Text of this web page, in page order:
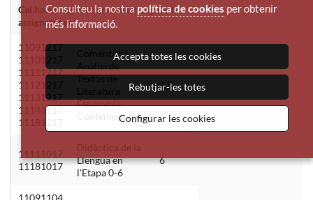
Cal haver superat una de les següents
assignatures:
11091217
11101217
11111217
11121217
11131217
11141217
11181217
Comentari i
Textos de
Espanyola
Contemporània
4,5
11111017
11181017
Llengua en
l'Etapa 0-6
6
11091104
Consulteu la nostra política de cookies per obtenir
més informació.
Accepta totes les cookies
Rebutjar-les totes
Configurar les cookies